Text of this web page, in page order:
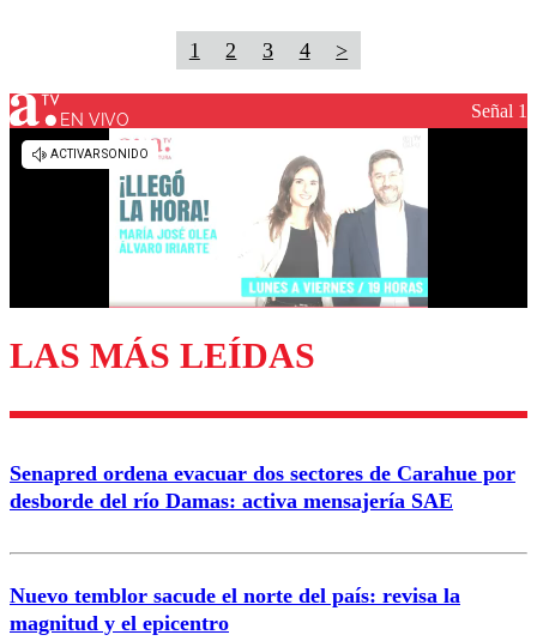
1 2 3 4 >
EN VIVO Señal 1
LAS MÁS LEÍDAS
Senapred ordena evacuar dos sectores de Carahue por
desborde del río Damas: activa mensajería SAE
Nuevo temblor sacude el norte del país: revisa la
magnitud y el epicentro